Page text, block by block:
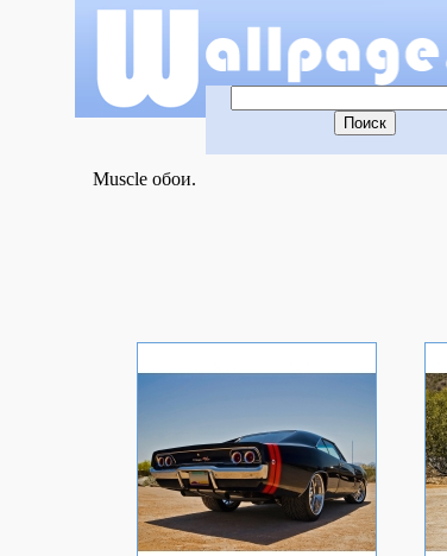
Muscle обои.